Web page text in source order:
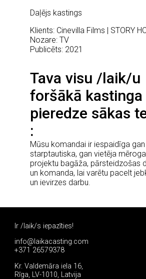
Daļējs kastings
Klients: Cinevilla Films | STORY
Nozare: TV
Publicēts: 2021
Tava visu /laik/u
foršākā kastinga
pieredze sākas
Mūsu komandai ir iespaidīga gan
starptautiska, gan vietēja
projektu bagāža, pārsteidzošas
un komanda, lai varētu pacelt
un ievirzes darbu.
Ir /laik/s iepazīties!
info@laikacasting.com
+371 26579378
Kr. Valdemāra iela 16,
Rīga, LV-1010, Latvija